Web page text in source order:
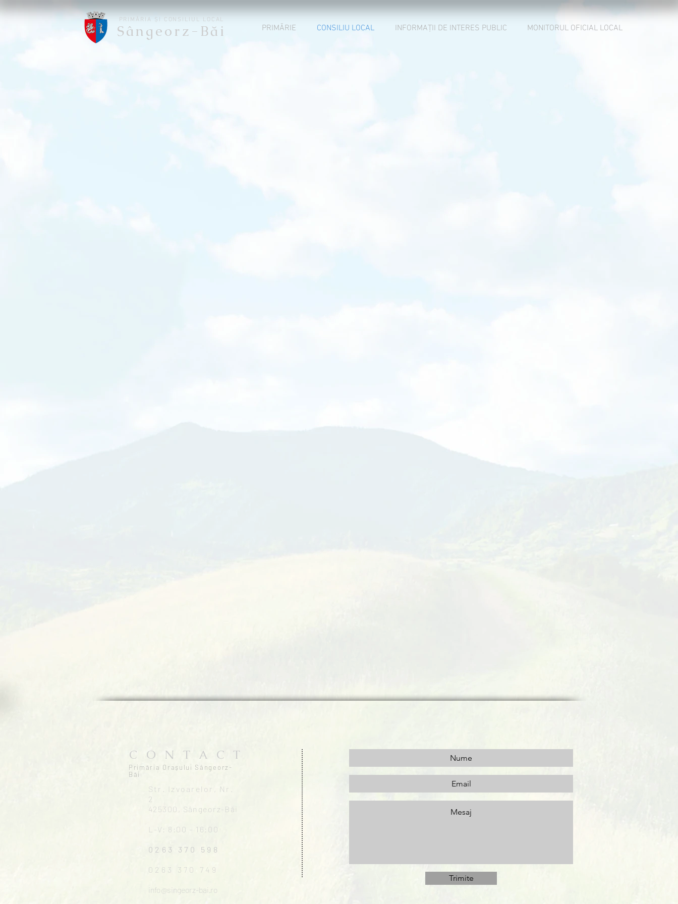
PRIMĂRIA ȘI CONSILIUL LOCAL
Sângeorz-Băi PRIMĂRIE CONSILIU LOCAL INFORMAȚII DE INTERES PUBLIC MONITORUL OFICIAL LOCAL
C O N T A C T
Primăria Orașului Sângeorz-
Băi
Str. Izvoarelor, Nr.
2
425300, Sângeorz-Băi
L-V: 8:00 – 16:00
0263 370 598
0263 370 749
info@singeorz-bai.ro
Trimite